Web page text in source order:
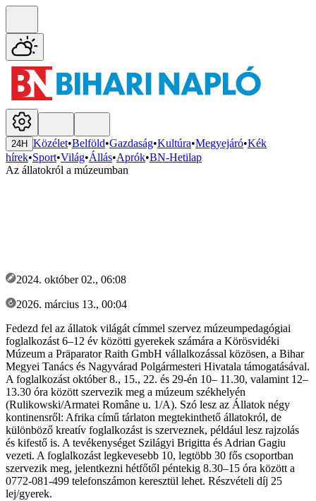
24H Közélet•Belföld•Gazdaság•Kultúra•Megyejáró•Kék
hírek•Sport•Világ•Állás•Aprók•BN-Hetilap
Az állatokról a múzeumban
2024. október 02., 06:08
2026. március 13., 00:04
Fedezd fel az állatok világát címmel szervez múzeumpedagógiai
foglalkozást 6–12 év közötti gyerekek számára a Körösvidéki
Múzeum a Präparator Raith GmbH vállalkozással közösen, a Bihar
Megyei Tanács és Nagyvárad Polgármesteri Hivatala támogatásával.
A foglalkozást október 8., 15., 22. és 29-én 10– 11.30, valamint 12–
13.30 óra között szervezik meg a múzeum székhelyén
(Rulikowski/Armatei Române u. 1/A). Szó lesz az Állatok négy
kontinensről: Afrika című tárlaton megtekinthető állatokról, de
különböző kreatív foglalkozást is szerveznek, például lesz rajzolás
és kifestő is. A tevékenységet Szilágyi Brigitta és Adrian Gagiu
vezeti. A foglalkozást legkevesebb 10, legtöbb 30 fős csoportban
szervezik meg, jelentkezni hétfőtől péntekig 8.30–15 óra között a
0772-081-499 telefonszámon keresztül lehet. Részvételi díj 25
lej/gyerek.